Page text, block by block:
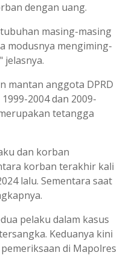
dengan uang.
masing-masing
modusnya mengiming-
jelasnya.
mantan anggota DPRD
2004 dan 2009-
tetangga
dan korban
korban terakhir kali
lalu. Sementara saat
pelaku dalam kasus
Keduanya kini
di Mapolres